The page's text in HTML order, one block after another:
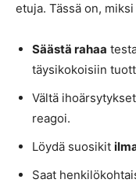
etuja. Tässä on,
Säästä rahaa
täysikokoisiin
Vältä
reagoi.
Löydä suosikit
Saat